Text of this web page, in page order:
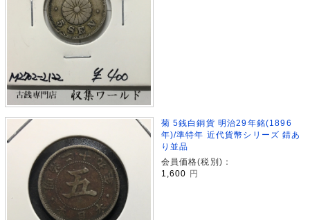
菊 5銭白銅貨 明治29年銘(1896
年)/準特年 近代貨幣シリーズ 錆あ
り並品
会員価格(税別)：
1,600
円